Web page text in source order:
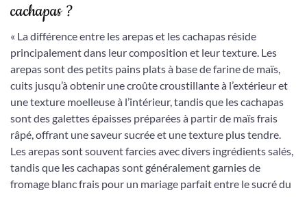
cachapas ?
« La différence entre les arepas et les cachapas réside
principalement dans leur composition et leur texture. Les
arepas sont des petits pains plats à base de farine de maïs,
cuits jusqu’à obtenir une croûte croustillante à l’extérieur et
une texture moelleuse à l’intérieur, tandis que les cachapas
sont des galettes épaisses préparées à partir de maïs frais
râpé, offrant une saveur sucrée et une texture plus tendre.
Les arepas sont souvent farcies avec divers ingrédients salés,
tandis que les cachapas sont généralement garnies de
fromage blanc frais pour un mariage parfait entre le sucré du